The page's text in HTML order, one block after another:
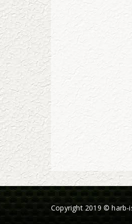
Copyright 2019 © harb-